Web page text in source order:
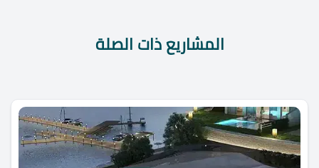
المشاريع ذات الصلة